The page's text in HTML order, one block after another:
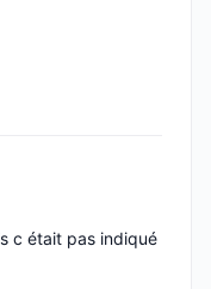
c était pas indiqué